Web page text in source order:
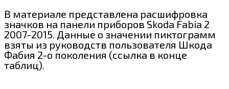
В материале представлена расшифровка
значков на панели приборов Skoda Fabia 2
2007-2015. Данные о значении пиктограмм
взяты из руководств пользователя Шкода
Фабия 2-о поколения (ссылка в конце
таблиц).